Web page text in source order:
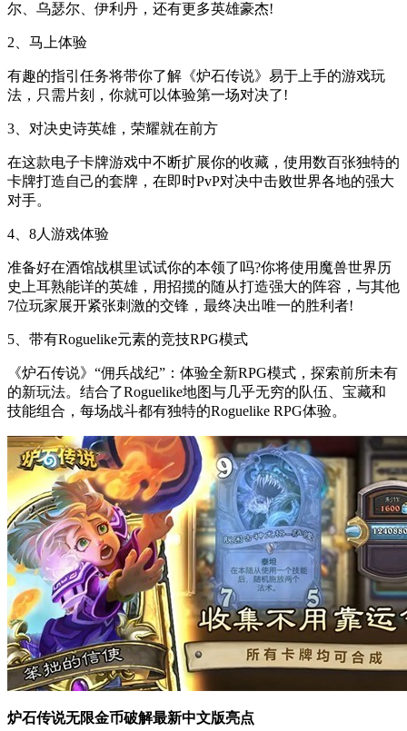
尔、乌瑟尔、伊利丹，还有更多英雄豪杰!
2、马上体验
有趣的指引任务将带你了解《炉石传说》易于上手的游戏玩
法，只需片刻，你就可以体验第一场对决了!
3、对决史诗英雄，荣耀就在前方
在这款电子卡牌游戏中不断扩展你的收藏，使用数百张独特的
卡牌打造自己的套牌，在即时PvP对决中击败世界各地的强大
对手。
4、8人游戏体验
准备好在酒馆战棋里试试你的本领了吗?你将使用魔兽世界历
史上耳熟能详的英雄，用招揽的随从打造强大的阵容，与其他
7位玩家展开紧张刺激的交锋，最终决出唯一的胜利者!
5、带有Roguelike元素的竞技RPG模式
《炉石传说》“佣兵战纪”：体验全新RPG模式，探索前所未有
的新玩法。结合了Roguelike地图与几乎无穷的队伍、宝藏和
技能组合，每场战斗都有独特的Roguelike RPG体验。
炉石传说无限金币破解最新中文版亮点